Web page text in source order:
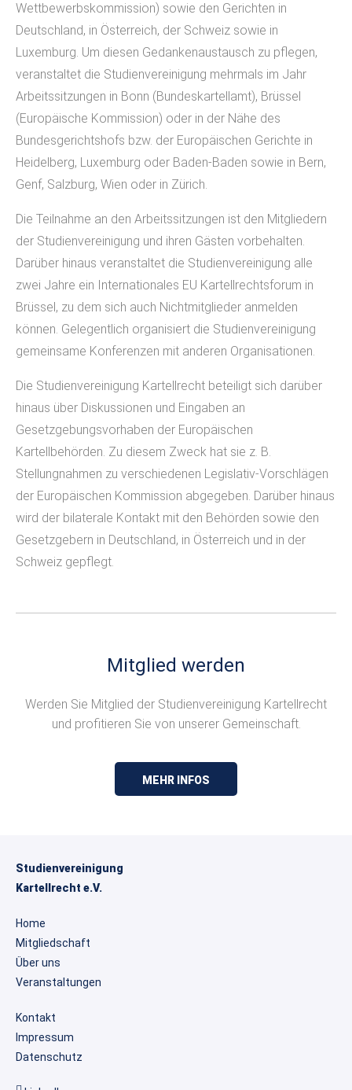
Wettbewerbskommission) sowie den Gerichten in
Deutschland, in Österreich, der Schweiz sowie in
Luxemburg. Um diesen Gedankenaustausch zu pflegen,
veranstaltet die Studienvereinigung mehrmals im Jahr
Arbeitssitzungen in Bonn (Bundeskartellamt), Brüssel
(Europäische Kommission) oder in der Nähe des
Bundesgerichtshofs bzw. der Europäischen Gerichte in
Heidelberg, Luxemburg oder Baden-Baden sowie in Bern,
Genf, Salzburg, Wien oder in Zürich.
Die Teilnahme an den Arbeitssitzungen ist den Mitgliedern
der Studienvereinigung und ihren Gästen vorbehalten.
Darüber hinaus veranstaltet die Studienvereinigung alle
zwei Jahre ein Internationales EU Kartellrechtsforum in
Brüssel, zu dem sich auch Nichtmitglieder anmelden
können. Gelegentlich organisiert die Studienvereinigung
gemeinsame Konferenzen mit anderen Organisationen.
Die Studienvereinigung Kartellrecht beteiligt sich darüber
hinaus über Diskussionen und Eingaben an
Gesetzgebungsvorhaben der Europäischen
Kartellbehörden. Zu diesem Zweck hat sie z. B.
Stellungnahmen zu verschiedenen Legislativ-Vorschlägen
der Europäischen Kommission abgegeben. Darüber hinaus
wird der bilaterale Kontakt mit den Behörden sowie den
Gesetzgebern in Deutschland, in Österreich und in der
Schweiz gepflegt.
Mitglied werden
Werden Sie Mitglied der Studienvereinigung Kartellrecht
und profitieren Sie von unserer Gemeinschaft.
MEHR INFOS
Studienvereinigung
Kartellrecht e.V.
Home
Mitgliedschaft
Über uns
Veranstaltungen
Kontakt
Impressum
Datenschutz